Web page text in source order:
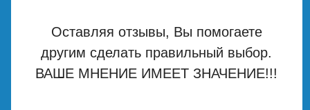
Оставляя отзывы, Вы помогаете
другим сделать правильный выбор.
ВАШЕ МНЕНИЕ ИМЕЕТ ЗНАЧЕНИЕ!!!